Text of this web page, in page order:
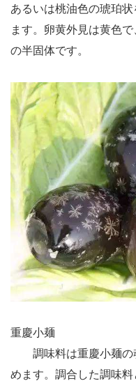
あるいは桃油色の琥珀
ます。卵黄外見は黄色
の半固体です。
重慶小麺
調味料は重慶小麺の
めます。調合した調味